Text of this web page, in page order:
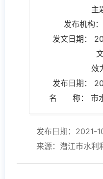
主
发布机构
发文日期：
效
发布日期：
发布日期：2021-
来源：潜江市水利